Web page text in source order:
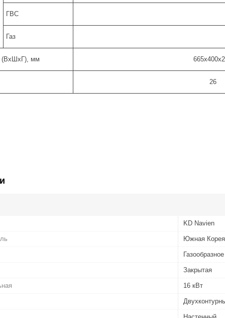
ГВС
Газ
(ВхШхГ), мм
26
KD Navien
Южная Корея
Газообразное
Закрытая
16 кВт